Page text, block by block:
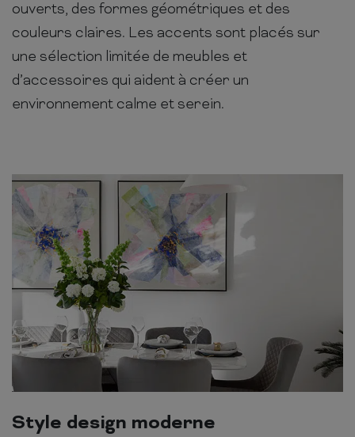
ouverts, des formes géométriques et des
couleurs claires. Les accents sont placés sur
une sélection limitée de meubles et
d’accessoires qui aident à créer un
environnement calme et serein.
Style design moderne